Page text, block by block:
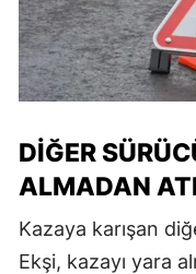
DIĞER
ALMADAN
Kazaya karışan
Ekşi, kazayı yara